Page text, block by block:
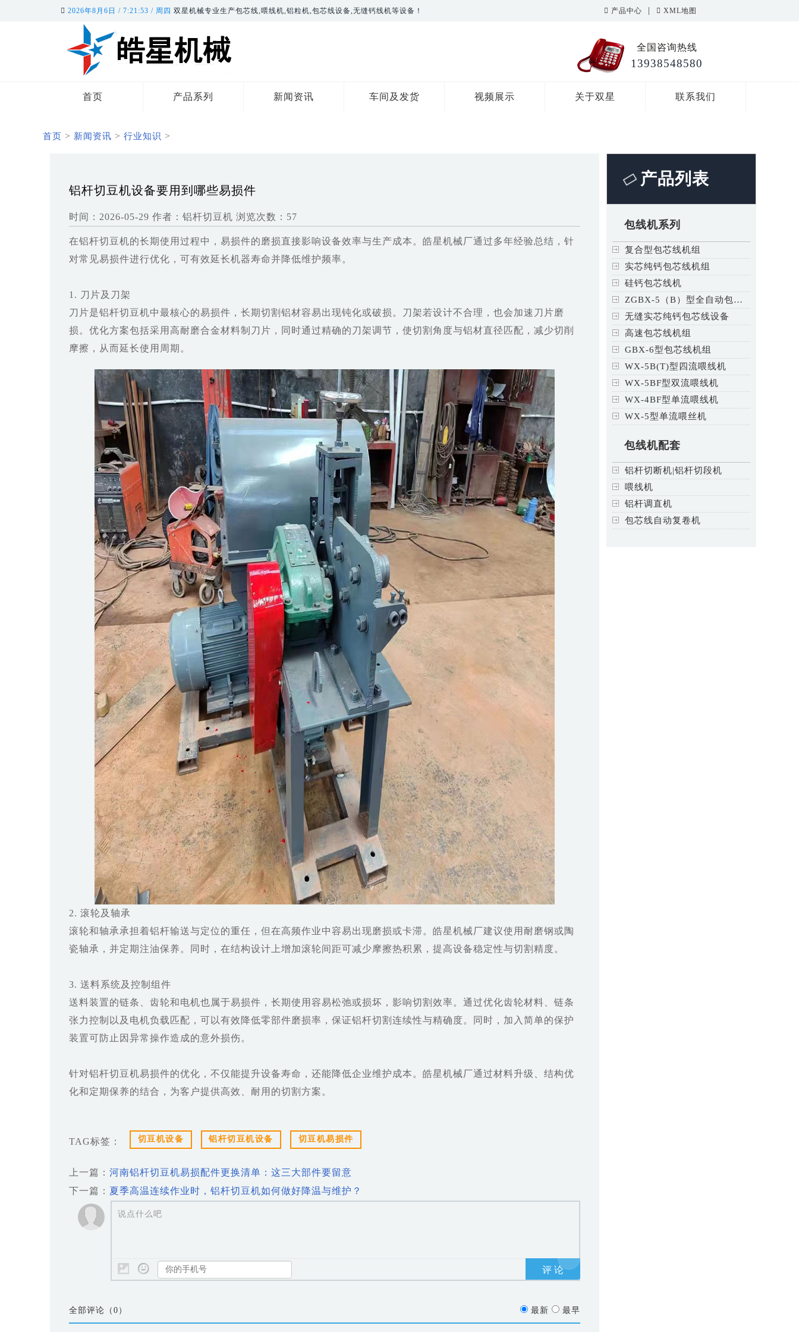
2026年8月6日 / 7:21:54 / 周四 双星机械专业生产包芯线,喂线机,铝粒机,包芯线设备,无缝钙线机等设备！ 产品中心 XML地图
全国咨询热线
13938548580
首页 产品系列 新闻资讯 车间及发货 视频展示 关于双星 联系我们
首页 > 新闻资讯 > 行业知识 >
铝杆切豆机设备要用到哪些易损件
时间：2026-05-29 作者：铝杆切豆机 浏览次数：57
在铝杆切豆机的长期使用过程中，易损件的磨损直接影响设备效率与生产成本。皓星机械厂通过多年经验总结，针
对常见易损件进行优化，可有效延长机器寿命并降低维护频率。
1. 刀片及刀架
刀片是铝杆切豆机中最核心的易损件，长期切割铝材容易出现钝化或破损。刀架若设计不合理，也会加速刀片磨
损。优化方案包括采用高耐磨合金材料制刀片，同时通过精确的刀架调节，使切割角度与铝材直径匹配，减少切削
摩擦，从而延长使用周期。
2. 滚轮及轴承
滚轮和轴承承担着铝杆输送与定位的重任，但在高频作业中容易出现磨损或卡滞。皓星机械厂建议使用耐磨钢或陶
瓷轴承，并定期注油保养。同时，在结构设计上增加滚轮间距可减少摩擦热积累，提高设备稳定性与切割精度。
3. 送料系统及控制组件
送料装置的链条、齿轮和电机也属于易损件，长期使用容易松弛或损坏，影响切割效率。通过优化齿轮材料、链条
张力控制以及电机负载匹配，可以有效降低零部件磨损率，保证铝杆切割连续性与精确度。同时，加入简单的保护
装置可防止因异常操作造成的意外损伤。
针对铝杆切豆机易损件的优化，不仅能提升设备寿命，还能降低企业维护成本。皓星机械厂通过材料升级、结构优
化和定期保养的结合，为客户提供高效、耐用的切割方案。
TAG标签： 切豆机设备 铝杆切豆机设备 切豆机易损件
上一篇： 河南铝杆切豆机易损配件更换清单：这三大部件要留意
下一篇： 夏季高温连续作业时，铝杆切豆机如何做好降温与维护？
说点什么吧
全部评论（ 0 ） 最新 最早
产品列表
包线机系列
复合型包芯线机组
实芯纯钙包芯线机组
硅钙包芯线机
ZGBX-5（B）型全自动包芯线
无缝实芯纯钙包芯线设备
高速包芯线机组
GBX-6型包芯线机组
WX-5B(T)型四流喂线机
WX-5BF型双流喂线机
WX-4BF型单流喂线机
WX-5型单流喂丝机
包线机配套
铝杆切断机|铝杆切段机
喂线机
铝杆调直机
包芯线自动复卷机